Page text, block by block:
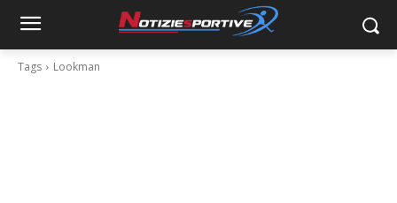
Tags Lookman